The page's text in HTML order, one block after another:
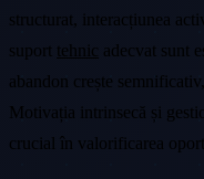
structurat, interacțiunea
suport tehnic adecvat sunt
abandon crește
Motivația intrinsecă și
crucial în valorificarea